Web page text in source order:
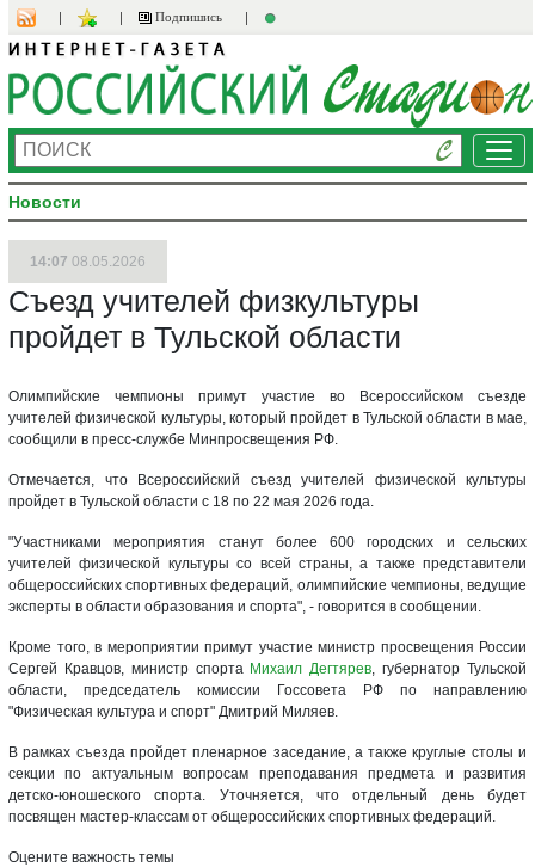
Подпишись
Новости
14:07 08.05.2026
Съезд учителей физкультуры
пройдет в Тульской области
Олимпийские чемпионы примут участие во Всероссийском съезде
учителей физической культуры, который пройдет в Тульской области в мае,
сообщили в пресс-службе Минпросвещения РФ.
Отмечается, что Всероссийский съезд учителей физической культуры
пройдет в Тульской области с 18 по 22 мая 2026 года.
"Участниками мероприятия станут более 600 городских и сельских
учителей физической культуры со всей страны, а также представители
общероссийских спортивных федераций, олимпийские чемпионы, ведущие
эксперты в области образования и спорта", - говорится в сообщении.
Кроме того, в мероприятии примут участие министр просвещения России
Сергей Кравцов, министр спорта Михаил Дегтярев, губернатор Тульской
области, председатель комиссии Госсовета РФ по направлению
"Физическая культура и спорт" Дмитрий Миляев.
В рамках съезда пройдет пленарное заседание, а также круглые столы и
секции по актуальным вопросам преподавания предмета и развития
детско-юношеского спорта. Уточняется, что отдельный день будет
посвящен мастер-классам от общероссийских спортивных федераций.
Оцените важность темы